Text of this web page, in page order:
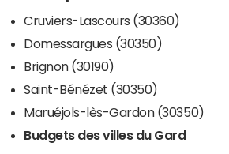
Cruviers-Lascours (30360)
Domessargues (30350)
Brignon (30190)
Saint-Bénézet (30350)
Maruéjols-lès-Gardon (30350)
Budgets des villes du Gard